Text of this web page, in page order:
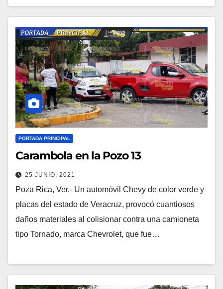
PORTADA PRINCIPAL
Carambola en la Pozo 13
25 JUNIO, 2021
Poza Rica, Ver.- Un automóvil Chevy de color verde y
placas del estado de Veracruz, provocó cuantiosos
daños materiales al colisionar contra una camioneta
tipo Tornado, marca Chevrolet, que fue…